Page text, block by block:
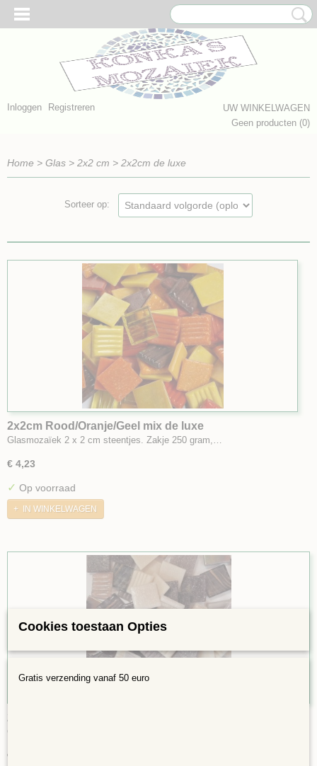
Inloggen Registreren
UW WINKELWAGEN
Geen producten (0)
Home > Glas > 2x2 cm > 2x2cm de luxe
Sorteer op:
2x2cm Rood/Oranje/Geel mix de luxe
Glasmozaïek 2 x 2 cm steentjes. Zakje 250 gram,…
€ 4,23
✓ Op voorraad
IN WINKELWAGEN
2x2cm Paars/Roze mix de luxe
Glasmozaïek 2 x 2 cm steentjes. Zakje 250 gram,…
€ 2,48
Cookies toestaan Opties
Gratis verzending vanaf 50 euro